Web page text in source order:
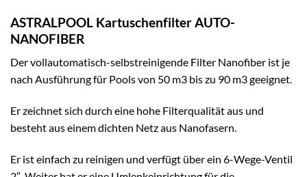
ASTRALPOOL Kartuschenfilter AUTO-
NANOFIBER
Der vollautomatisch-selbstreinigende Filter Nanofiber ist je
nach Ausführung für Pools von 50 m3 bis zu 90 m3 geeignet.
Er zeichnet sich durch eine hohe Filterqualität aus und
besteht aus einem dichten Netz aus Nanofasern.
Er ist einfach zu reinigen und verfügt über ein 6-Wege-Ventil